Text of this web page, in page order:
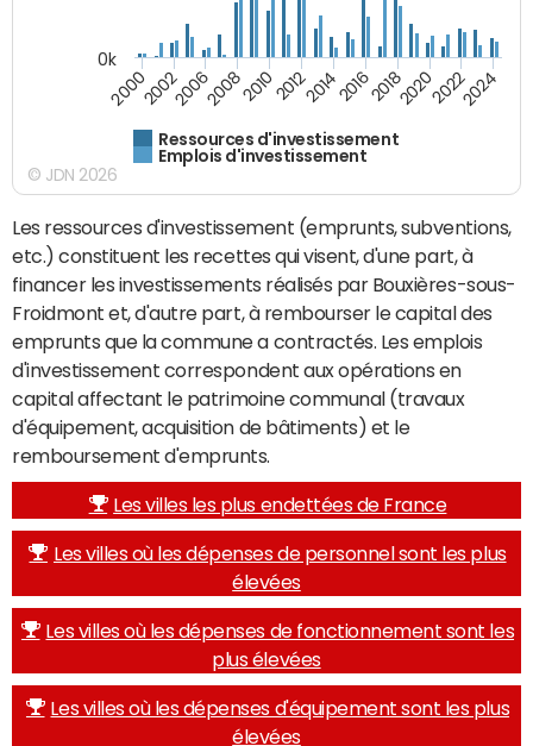
Ressources d'investissement
Emplois d'investissement
200020022006200820102012201420162018202020222024
0k
© JDN 2026
Les ressources d'investissement (emprunts, subventions,
etc.) constituent les recettes qui visent, d'une part, à
financer les investissements réalisés par Bouxières-sous-
Froidmont et, d'autre part, à rembourser le capital des
emprunts que la commune a contractés. Les emplois
d'investissement correspondent aux opérations en
capital affectant le patrimoine communal (travaux
d'équipement, acquisition de bâtiments) et le
remboursement d'emprunts.
Les villes les plus endettées de France
Les villes où les dépenses de personnel sont les plus
élevées
Les villes où les dépenses de fonctionnement sont les
plus élevées
Les villes où les dépenses d'équipement sont les plus
élevées